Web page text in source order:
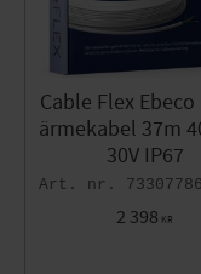
Cable Flex Ebeco
ärmekabel 37m
30V IP67
2 398 KR